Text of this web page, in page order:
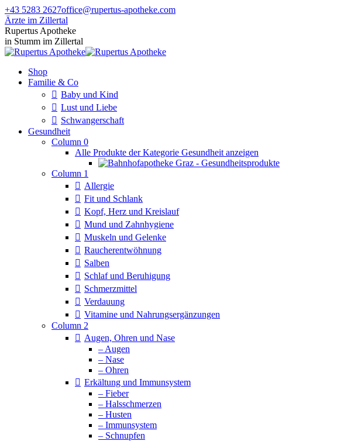
Zum
Inhalt
springen
+43 5283 2627office@rupertus-apotheke.com
Ärzte im Zillertal
Facebook
page
opens
new
window
Instagram
page
opens
new
window
Rupertus Apotheke
in Stumm im Zillertal
Shop
Familie & Co
Baby und Kind
Lust und Liebe
Schwangerschaft
Gesundheit
Column 0
Alle Produkte der Kategorie Gesundheit anzeigen
Column 1
Allergie
Fit und Schlank
Kopf, Herz und Kreislauf
Mund und Zahnhygiene
Muskeln und Gelenke
Raucherentwöhnung
Salben
Schlaf und Beruhigung
Schmerzmittel
Verdauung
Vitamine und Nahrungsergänzungen
Column 2
Augen, Ohren und Nase
– Augen
– Nase
– Ohren
Erkältung und Immunsystem
– Fieber
– Halsschmerzen
– Husten
– Immunsystem
– Schnupfen